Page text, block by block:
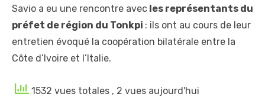
Savio a eu une rencontre avec les représentants du
préfet de région du Tonkpi : ils ont au cours de leur
entretien évoqué la coopération bilatérale entre la
Côte d’Ivoire et l’Italie.
1532 vues totales , 2 vues aujourd'hui